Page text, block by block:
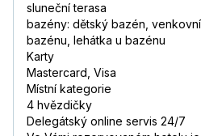
sluneční terasa
bazény: dětský bazén,
bazénu, lehátka u bazénu
Karty
Mastercard, Visa
Místní kategorie
4 hvězdičky
Delegátský online servis 24/7